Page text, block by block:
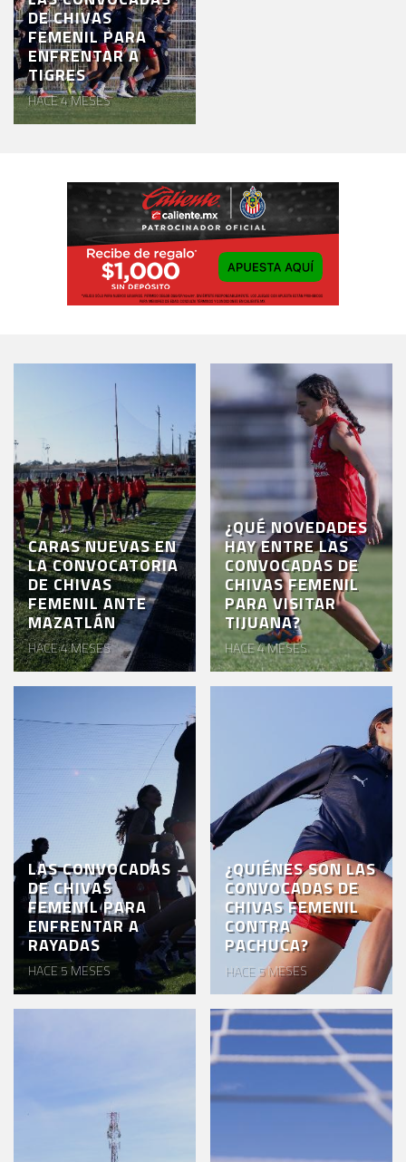
DE CHIVAS
FEMENIL PARA
ENFRENTAR A
TIGRES
HACE 4 MESES
CARAS NUEVAS EN
LA CONVOCATORIA
DE CHIVAS
FEMENIL ANTE
MAZATLÁN
HACE 4 MESES
¿QUÉ NOVEDADES
HAY ENTRE LAS
CONVOCADAS DE
CHIVAS FEMENIL
PARA VISITAR
TIJUANA?
HACE 4 MESES
LAS CONVOCADAS
DE CHIVAS
FEMENIL PARA
ENFRENTAR A
RAYADAS
HACE 5 MESES
¿QUIÉNES SON LAS
CONVOCADAS DE
CHIVAS FEMENIL
CONTRA
PACHUCA?
HACE 5 MESES